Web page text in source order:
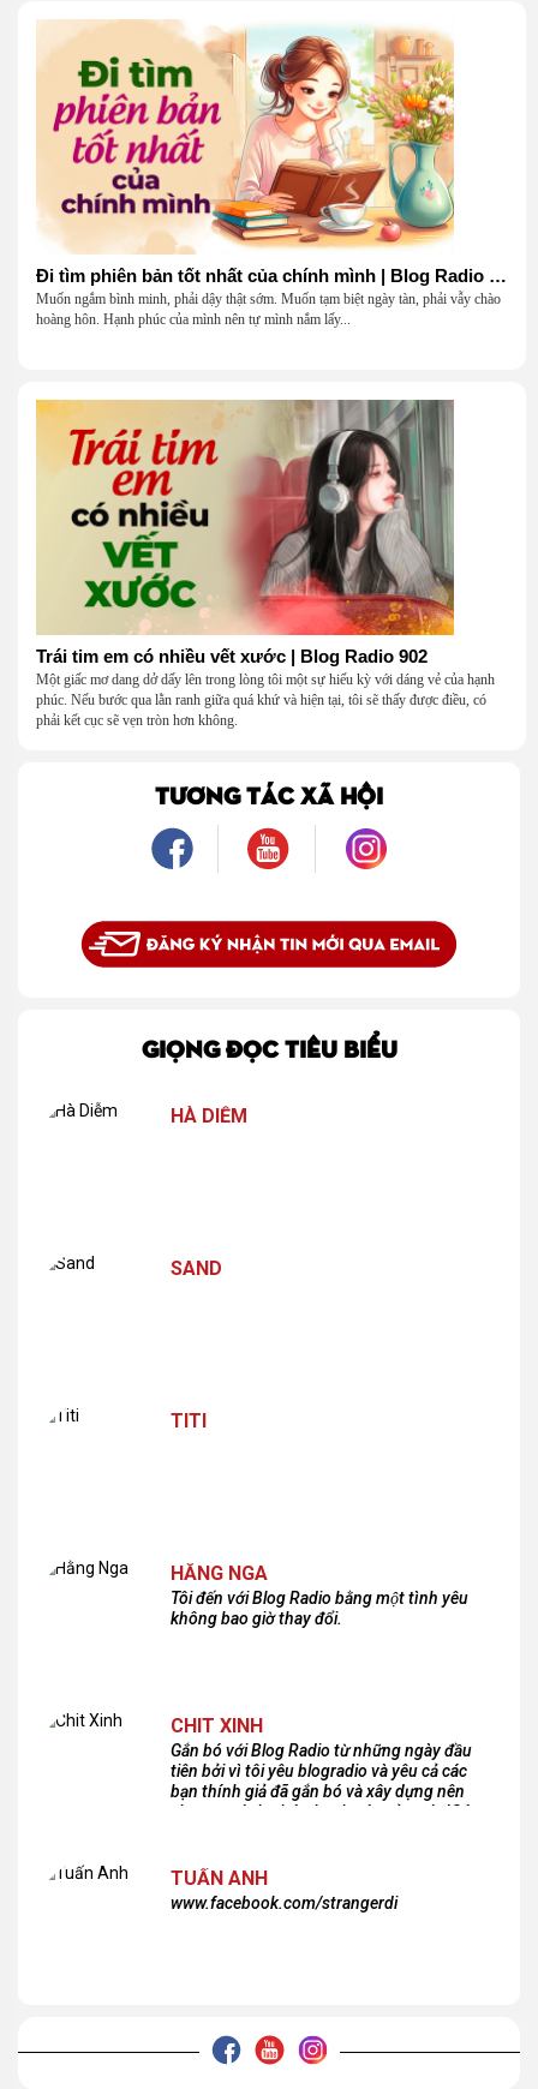
Đi tìm phiên bản tốt nhất của chính mình | Blog Radio 903
Muốn ngắm bình minh, phải dậy thật sớm. Muốn tạm biệt ngày tàn, phải vẫy chào
hoàng hôn. Hạnh phúc của mình nên tự mình nắm lấy...
Trái tim em có nhiều vết xước | Blog Radio 902
Một giấc mơ dang dở dấy lên trong lòng tôi một sự hiếu kỳ với dáng vẻ của hạnh
phúc. Nếu bước qua lằn ranh giữa quá khứ và hiện tại, tôi sẽ thấy được điều, có
phải kết cục sẽ vẹn tròn hơn không.
TƯƠNG TÁC XÃ HỘI
GIỌNG ĐỌC TIÊU BIỂU
HÀ DIỄM
SAND
TITI
HẰNG NGA
Tôi đến với Blog Radio bằng một tình yêu
không bao giờ thay đổi.
CHIT XINH
Gắn bó với Blog Radio từ những ngày đầu
tiên bởi vì tôi yêu blogradio và yêu cả các
bạn thính giả đã gắn bó và xây dựng nên
chương trình phát thanh xúc cảm này!Cám
TUẤN ANH
www.facebook.com/strangerdi